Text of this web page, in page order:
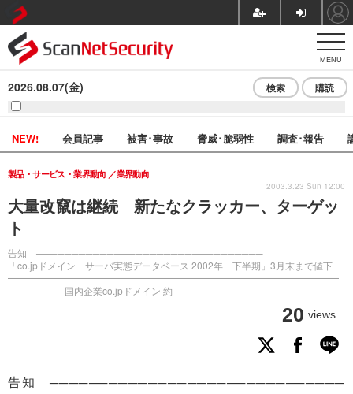
MENU
2026.08.07(金) 検索 購読
NEW! 会員記事 被害･事故 脅威･脆弱性 調査･報告
大量改竄は継続 新たなクラッカー、ターゲッ
ト
告知 ────────────────────────────────
「co.jpドメイン サーバ実態データベース 2002年 下半期」3月末まで値下
━━━━━━━━━━━━━━━━━━━━━━━━━━━━━━━━━━━
国内企業co.jpドメイン 約
製品・サービス・業界動向 業界動向
20 views
2003.3.23 Sun 12:00
告知 ──────────────────────────────